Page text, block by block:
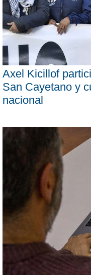
Axel Kicillof
San Cayetano y
nacional